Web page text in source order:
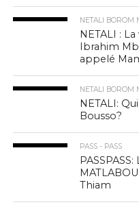
NETALI BOROM
NETALI :
Ibrahim
appelé
NETALI BOROM
NETALI:
Bousso?
PASS - PASS
Thiam